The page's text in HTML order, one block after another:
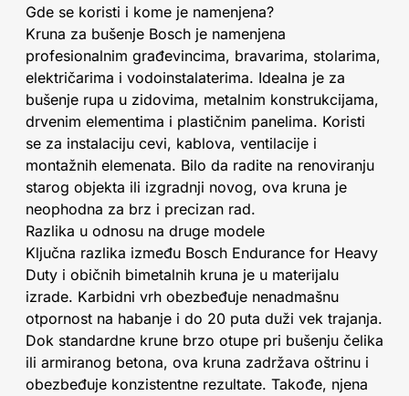
Gde se koristi i kome je namenjena?
Kruna za bušenje Bosch je namenjena
profesionalnim građevincima, bravarima, stolarima,
električarima i vodoinstalaterima. Idealna je za
bušenje rupa u zidovima, metalnim konstrukcijama,
drvenim elementima i plastičnim panelima. Koristi
se za instalaciju cevi, kablova, ventilacije i
montažnih elemenata. Bilo da radite na renoviranju
starog objekta ili izgradnji novog, ova kruna je
neophodna za brz i precizan rad.
Razlika u odnosu na druge modele
Ključna razlika između Bosch Endurance for Heavy
Duty i običnih bimetalnih kruna je u materijalu
izrade. Karbidni vrh obezbeđuje nenadmašnu
otpornost na habanje i do 20 puta duži vek trajanja.
Dok standardne krune brzo otupe pri bušenju čelika
ili armiranog betona, ova kruna zadržava oštrinu i
obezbeđuje konzistentne rezultate. Takođe, njena